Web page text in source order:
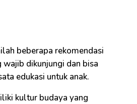
beberapa rekomendasi
dikunjungi dan bisa
edukasi untuk anak.
kultur budaya yang